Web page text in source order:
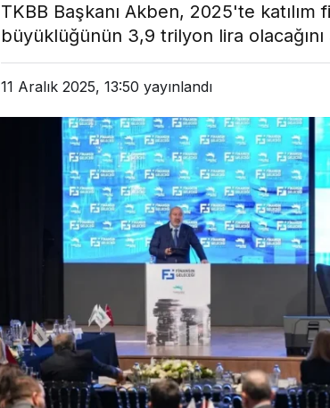
TKBB Başkanı Akben, 2025'te
büyüklüğünün 3,9 trilyon lira olacağını
11 Aralık 2025, 13:50 yayınlandı